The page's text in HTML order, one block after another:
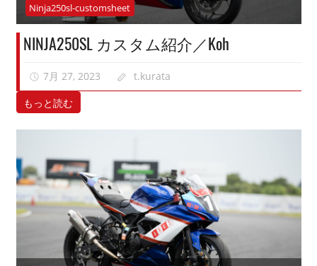
Ninja250sl-customsheet
NINJA250SL カスタム紹介／Koh
7月 27, 2023 t.kurata
もっと読む